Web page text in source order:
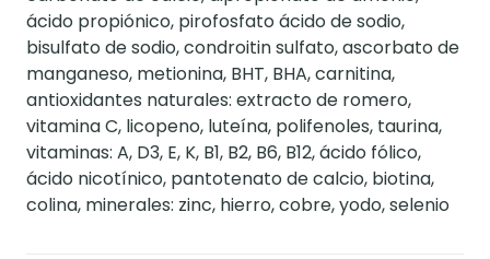
ácido propiónico, pirofosfato ácido de sodio,
bisulfato de sodio, condroitin sulfato, ascorbato de
manganeso, metionina, BHT, BHA, carnitina,
antioxidantes naturales: extracto de romero,
vitamina C, licopeno, luteína, polifenoles, taurina,
vitaminas: A, D3, E, K, B1, B2, B6, B12, ácido fólico,
ácido nicotínico, pantotenato de calcio, biotina,
colina, minerales: zinc, hierro, cobre, yodo, selenio